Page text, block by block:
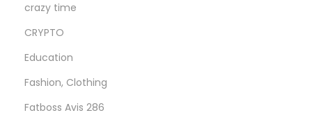
crazy time
CRYPTO
Education
Fashion, Clothing
Fatboss Avis 286